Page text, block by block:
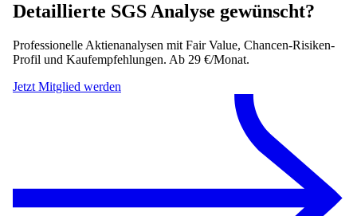
Detaillierte SGS Analyse gewünscht?
Professionelle Aktienanalysen mit Fair Value, Chancen-Risiken-
Profil und Kaufempfehlungen. Ab 29 €/Monat.
Jetzt Mitglied werden